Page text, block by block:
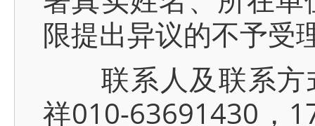
限提出异议的不予受
联系人及联系方
祥010-63691430，